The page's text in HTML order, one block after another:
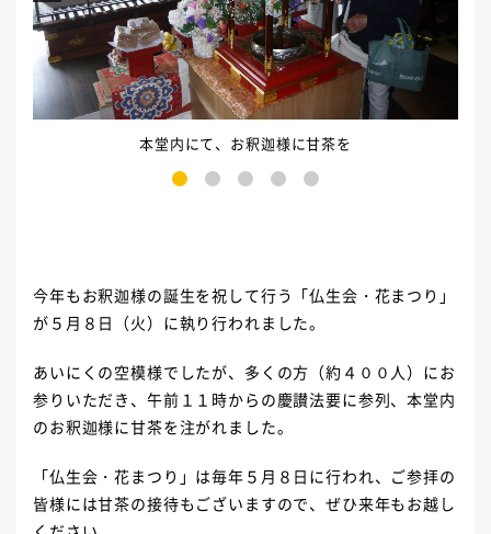
本堂内にて、お釈迦様に甘茶を
3 4 5
今年もお釈迦様の誕生を祝して行う「仏生会・花まつり」
が５月８日（火）に執り行われました。
あいにくの空模様でしたが、多くの方（約４００人）にお
参りいただき、午前１１時からの慶讃法要に参列、本堂内
のお釈迦様に甘茶を注がれました。
「仏生会・花まつり」は毎年５月８日に行われ、ご参拝の
皆様には甘茶の接待もございますので、ぜひ来年もお越し